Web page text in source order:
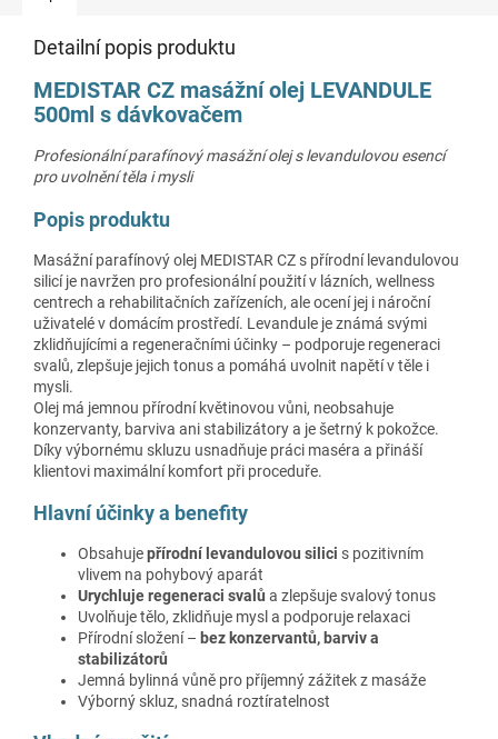
Detailní popis produktu
MEDISTAR CZ masážní olej LEVANDULE
500ml s dávkovačem
Profesionální parafínový masážní olej s levandulovou esencí
pro uvolnění těla i mysli
Popis produktu
Masážní parafínový olej MEDISTAR CZ s přírodní levandulovou
silicí je navržen pro profesionální použití v lázních, wellness
centrech a rehabilitačních zařízeních, ale ocení jej i nároční
uživatelé v domácím prostředí. Levandule je známá svými
zklidňujícími a regeneračními účinky – podporuje regeneraci
svalů, zlepšuje jejich tonus a pomáhá uvolnit napětí v těle i
mysli.
Olej má jemnou přírodní květinovou vůni, neobsahuje
konzervanty, barviva ani stabilizátory a je šetrný k pokožce.
Díky výbornému skluzu usnadňuje práci maséra a přináší
klientovi maximální komfort při proceduře.
Hlavní účinky a benefity
Obsahujepřírodní levandulovou silici s pozitivním
vlivem na pohybový aparát
Urychluje regeneraci svalů a zlepšuje svalový tonus
Uvolňuje tělo, zklidňuje mysl a podporuje relaxaci
Přírodní složení – bez konzervantů, barviv a
stabilizátorů
Jemná bylinná vůně pro příjemný zážitek z masáže
Výborný skluz, snadná roztíratelnost